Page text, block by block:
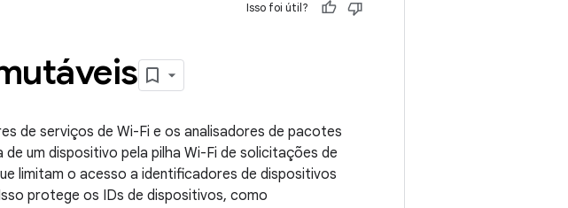
Isso foi útil?
de serviços de Wi-Fi e os analisadores de pacotes
um dispositivo pela pilha Wi-Fi de solicitações de
limitam o acesso a identificadores de dispositivos
protege os IDs de dispositivos, como